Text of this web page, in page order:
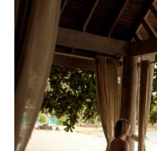
Se fler bilder